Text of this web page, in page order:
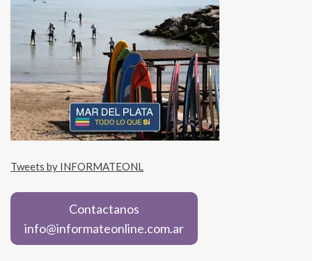
Tweets by INFORMATEONL
Contactanos
info@informateonline.com.ar